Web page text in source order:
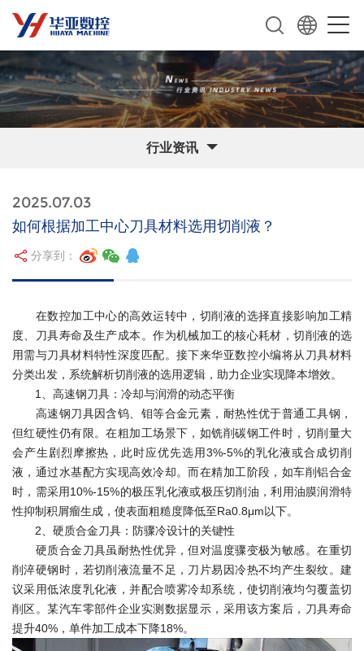
行业资讯
2025.07.03
如何根据加工中心刀具材料选用切削液？
分享到：
在数控加工中心的高效运转中，切削液的选择直接影响加工精
度、刀具寿命及生产成本。作为机械加工的核心耗材，切削液的选
用需与刀具材料特性深度匹配。接下来华亚数控小编将从刀具材料
分类出发，系统解析切削液的选用逻辑，助力企业实现降本增效。
1、高速钢刀具：冷却与润滑的动态平衡
高速钢刀具因含钨、钼等合金元素，耐热性优于普通工具钢，
但红硬性仍有限。在粗加工场景下，如铣削碳钢工件时，切削量大
会产生剧烈摩擦热，此时应优先选用3%-5%的乳化液或合成切削
液，通过水基配方实现高效冷却。而在精加工阶段，如车削铝合金
时，需采用10%-15%的极压乳化液或极压切削油，利用油膜润滑特
性抑制积屑瘤生成，使表面粗糙度降低至Ra0.8μm以下。
2、硬质合金刀具：防骤冷设计的关键性
硬质合金刀具虽耐热性优异，但对温度骤变极为敏感。在重切
削淬硬钢时，若切削液流量不足，刀片易因冷热不均产生裂纹。建
议采用低浓度乳化液，并配合喷雾冷却系统，使切削液均匀覆盖切
削区。某汽车零部件企业实测数据显示，采用该方案后，刀具寿命
提升40%，单件加工成本下降18%。